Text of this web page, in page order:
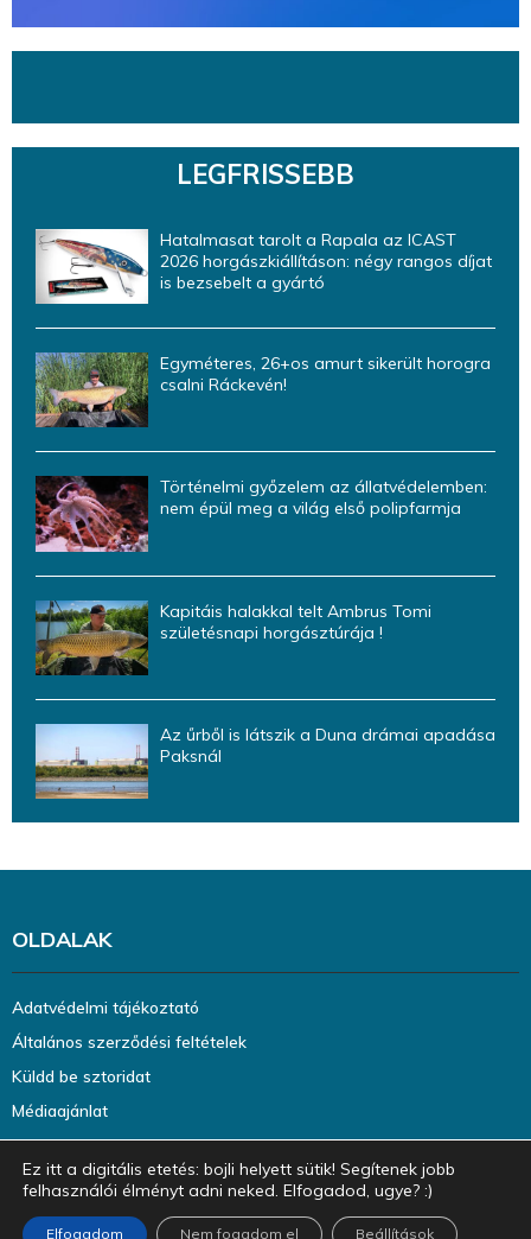
LEGFRISSEBB
Hatalmasat tarolt a Rapala az ICAST
2026 horgászkiállításon: négy rangos díjat
is bezsebelt a gyártó
Egyméteres, 26+os amurt sikerült horogra
csalni Ráckevén!
Történelmi győzelem az állatvédelemben:
nem épül meg a világ első polipfarmja
Kapitáis halakkal telt Ambrus Tomi
születésnapi horgásztúrája !
Az űrből is látszik a Duna drámai apadása
Paksnál
OLDALAK
Adatvédelmi tájékoztató
Általános szerződési feltételek
Küldd be sztoridat
Médiaajánlat
Ez itt a digitális etetés: bojli helyett sütik! Segítenek jobb
felhasználói élményt adni neked. Elfogadod, ugye? :)
Elfogadom Nem fogadom el Beállítások